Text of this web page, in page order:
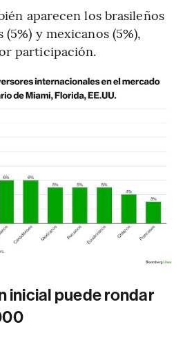
aparecen los brasileños
(5%) y mexicanos (5%),
participación.
inicial puede rondar